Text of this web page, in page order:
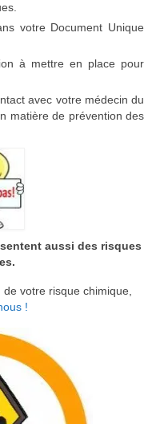
votre Document Unique
à mettre en place pour
avec votre médecin du
matière de prévention des
aussi des risques
de votre risque chimique,
!